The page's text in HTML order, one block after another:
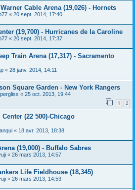
Cable Arena (19,026) - Hornets
« 20 sept. 2014, 17:40
(19,700) - Hurricanes de la Caroline
« 20 sept. 2014, 17:37
Train Arena (17,317) - Sacramento
« 28 janv. 2014, 14:11
Square Garden - New York Rangers
« 25 oct. 2013, 19:44
1 2
(22 500)-Chicago
« 18 avr. 2013, 18:38
(19,000) - Buffalo Sabres
« 26 mars 2013, 14:57
Life Fieldhouse (18,345)
« 26 mars 2013, 14:53